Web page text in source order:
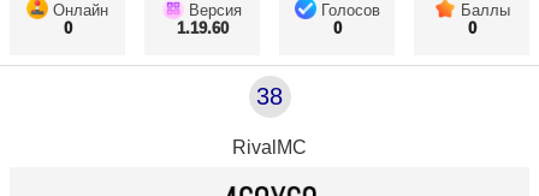
Онлайн
0
Версия
1.19.60
Голосов
0
Баллы
0
38
RivalMC